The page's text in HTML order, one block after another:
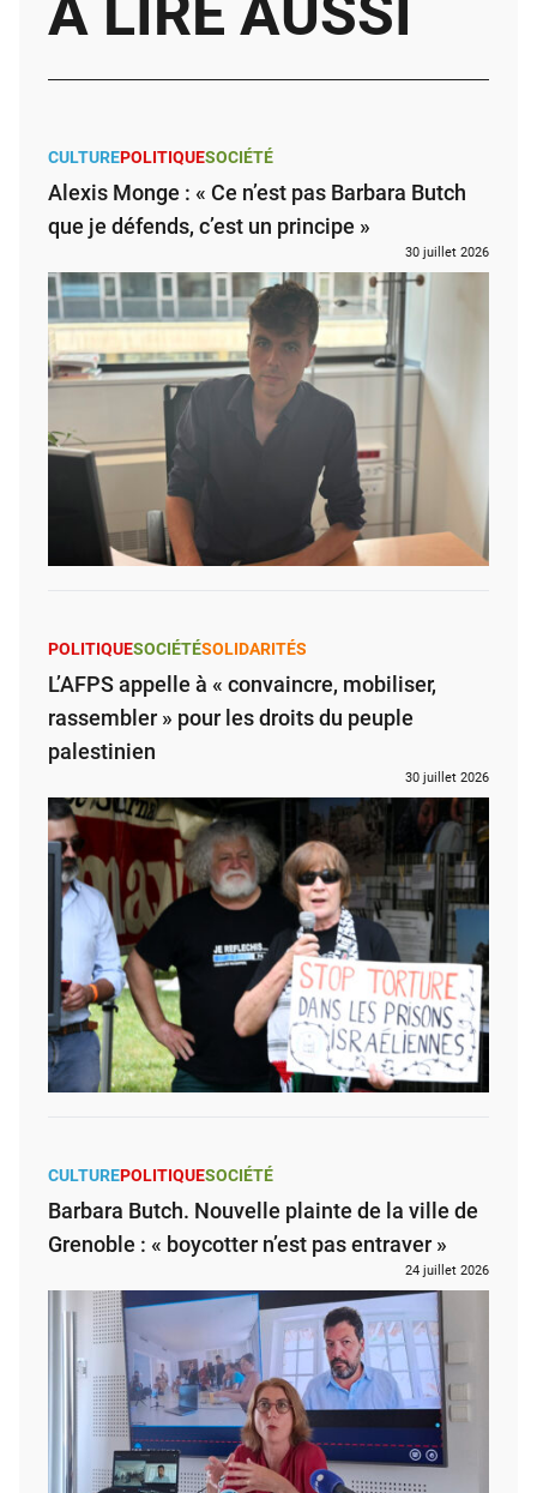
À LIRE AUSSI
CULTUREPOLITIQUESOCIÉTÉ
Alexis Monge : « Ce n’est pas Barbara Butch
que je défends, c’est un principe »
30 juillet 2026
POLITIQUESOCIÉTÉSOLIDARITÉS
L’AFPS appelle à « convaincre, mobiliser,
rassembler » pour les droits du peuple
palestinien
30 juillet 2026
CULTUREPOLITIQUESOCIÉTÉ
Barbara Butch. Nouvelle plainte de la ville de
Grenoble : « boycotter n’est pas entraver »
24 juillet 2026